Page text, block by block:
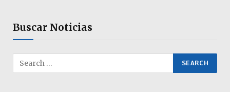
Buscar Noticias